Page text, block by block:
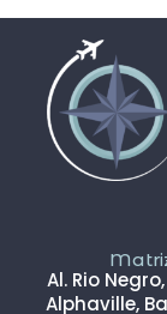
foram bem
barco
Pais todo
pichação,
mão sem
Dou 5* para
especial
maior ser
freeshop
Al. Rio
Alphaville,